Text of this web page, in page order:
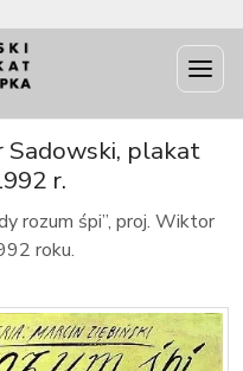
Sadowski, plakat
r.
rozum śpi”, proj. Wiktor
roku.